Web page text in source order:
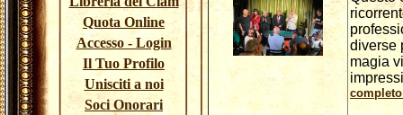
Quota Online
Accesso - Login
Il Tuo Profilo
Unisciti a noi
Soci Onorari
diverse
magia